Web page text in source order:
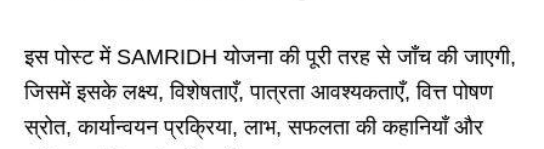
इस पोस्ट में SAMRIDH योजना की पूरी तरह से जाँच की जाएगी,
जिसमें इसके लक्ष्य, विशेषताएँ, पात्रता आवश्यकताएँ, वित्त पोषण
स्रोत, कार्यान्वयन प्रक्रिया, लाभ, सफलता की कहानियाँ और